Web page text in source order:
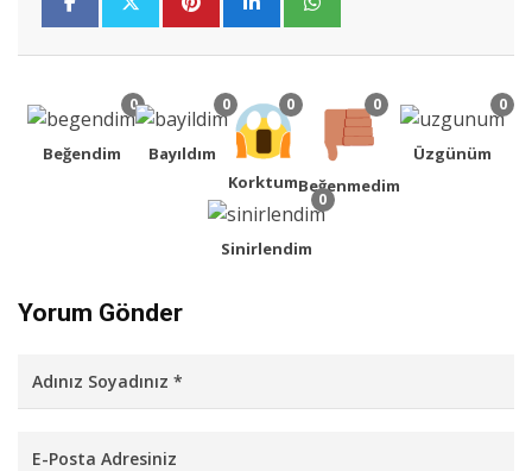
0
Beğendim
0
Bayıldım
0
Korktum
0
Beğenmedim
0
Üzgünüm
0
Sinirlendim
Yorum Gönder